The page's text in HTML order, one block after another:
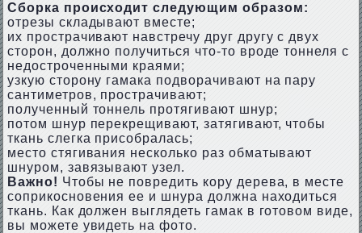
Сборка происходит следующим образом:
отрезы складывают вместе;
их прострачивают навстречу друг другу с двух
сторон, должно получиться что-то вроде тоннеля с
недостроченными краями;
узкую сторону гамака подворачивают на пару
сантиметров, прострачивают;
полученный тоннель протягивают шнур;
потом шнур перекрещивают, затягивают, чтобы
ткань слегка присобралась;
место стягивания несколько раз обматывают
шнуром, завязывают узел.
Важно! Чтобы не повредить кору дерева, в месте
соприкосновения ее и шнура должна находиться
ткань. Как должен выглядеть гамак в готовом виде,
вы можете увидеть на фото.